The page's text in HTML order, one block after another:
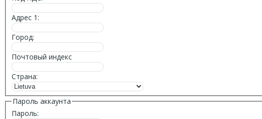
Адрес 1:
Город:
Почтовый индекс
Страна:
Пароль аккаунта
Пароль: